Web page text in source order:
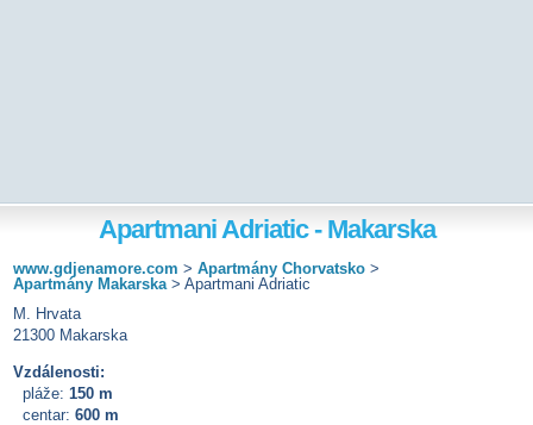
Apartmani Adriatic - Makarska
www.gdjenamore.com > Apartmány Chorvatsko >
Apartmány Makarska> Apartmani Adriatic
M. Hrvata
21300 Makarska
Vzdálenosti:
pláže: 150 m
centar: 600 m